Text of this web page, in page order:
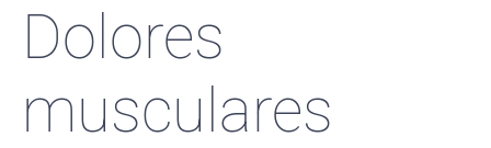
Dolores
musculares